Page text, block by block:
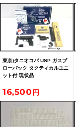
東京)タニオコバ USP ガスブ
ローバック タクティカルユニ
ット付 現状品
16,500